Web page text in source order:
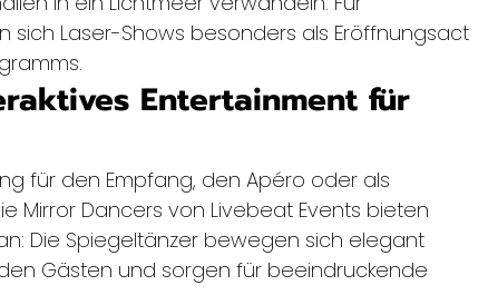
sich Laser-Shows besonders als Eröffnungsact
Entertainment für
für den Empfang, den Apéro oder als
Mirror Dancers von Livebeat Events bieten
Die Spiegeltänzer bewegen sich elegant
Gästen und sorgen für beeindruckende